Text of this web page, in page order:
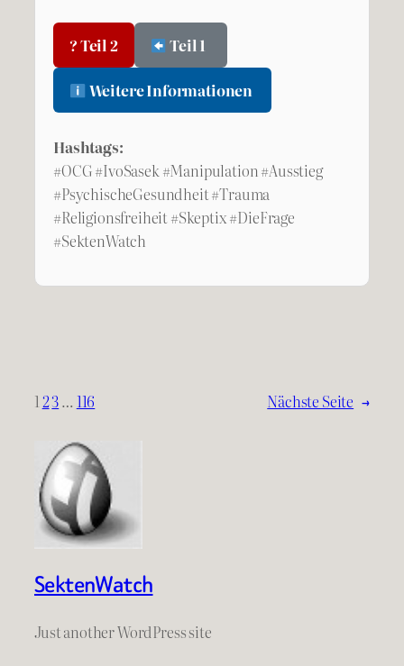
? Teil 2 Teil 1
Weitere Informationen
Hashtags:
#OCG #IvoSasek #Manipulation #Ausstieg
#PsychischeGesundheit #Trauma
#Religionsfreiheit #Skeptix #DieFrage
#SektenWatch
1 23… 116 Nächste Seite →
SektenWatch
Just another WordPress site